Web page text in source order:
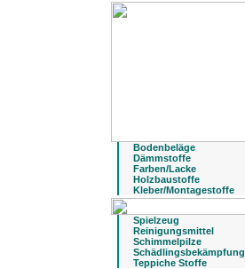
Bodenbeläge
Dämmstoffe
Farben/Lacke
Holzbaustoffe
Kleber/Montagestoffe
Spielzeug
Reinigungsmittel
Schimmelpilze
Schädlingsbekämpfung
Teppiche Stoffe